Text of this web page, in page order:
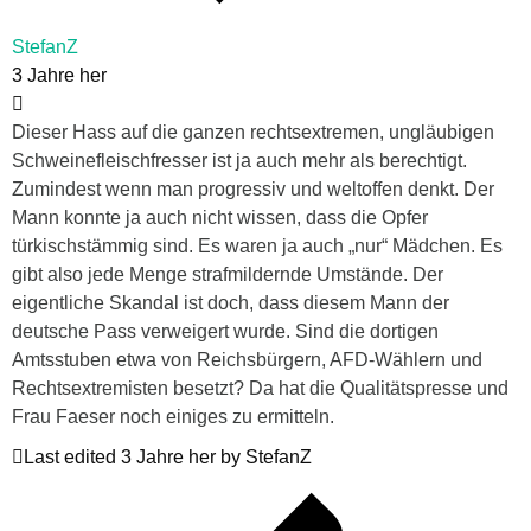
StefanZ
3 Jahre her
Dieser Hass auf die ganzen rechtsextremen, ungläubigen
Schweinefleischfresser ist ja auch mehr als berechtigt.
Zumindest wenn man progressiv und weltoffen denkt. Der
Mann konnte ja auch nicht wissen, dass die Opfer
türkischstämmig sind. Es waren ja auch „nur“ Mädchen. Es
gibt also jede Menge strafmildernde Umstände. Der
eigentliche Skandal ist doch, dass diesem Mann der
deutsche Pass verweigert wurde. Sind die dortigen
Amtsstuben etwa von Reichsbürgern, AFD-Wählern und
Rechtsextremisten besetzt? Da hat die Qualitätspresse und
Frau Faeser noch einiges zu ermitteln.
Last edited 3 Jahre her by StefanZ